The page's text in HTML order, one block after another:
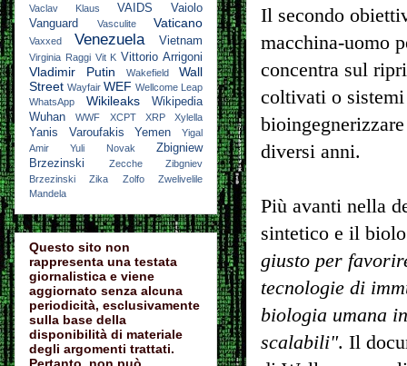
Il secondo
macchina-uomo
concentra sul
coltivati o
diversi anni.
Più avanti nella
sintetico e il
giusto per
tecnologie di
biologia umana
scalabili". Il
Vaclav Klaus VAIDS
Vaiolo
Vanguard
Vasculite Vaticano
Vaxxed Venezuela Vietnam
Virginia Raggi Vit K Vittorio Arrigoni
Vladimir Putin Wakefield
Wall
Street Wayfair WEF Wellcome Leap
WhatsApp
Wikileaks
Wikipedia
Wuhan
WWF XCPT XRP Xylella
Yanis Varoufakis Yemen
Yigal
Amir
Yuli Novak
Zbigniew
Brzezinski
Zecche
Zibgniev
Brzezinski
Zika Zolfo
Zwelivelile
Mandela
Questo sito non
rappresenta una testata
giornalistica e viene
aggiornato senza alcuna
periodicità, esclusivamente
sulla base della
disponibilità di materiale
degli argomenti trattati.
Pertanto, non può